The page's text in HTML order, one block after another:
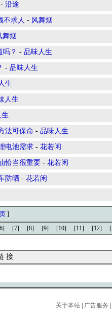
- 沿途
不求人 - 风舞烟
舞烟
吗？ - 品味人生
- 品味人生
生
人生
法可保命 - 品味人生
电池需求 - 花若闲
恰当很重要 - 花若闲
防晒 - 花若闲
]
[7] [8] [9] [10] [11] [12]
接
关于本站 广告服务